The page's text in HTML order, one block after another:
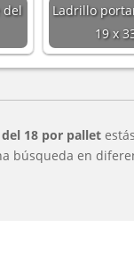
del
Ladrillo
19 x
18 por pallet
búsqueda en